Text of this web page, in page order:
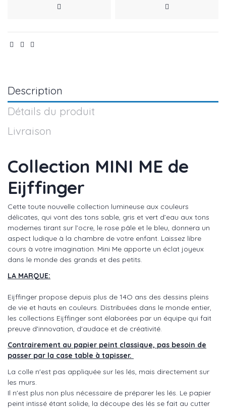
Description
Détails du produit
Livraison
Collection MINI ME de
Eijffinger
Cette toute nouvelle collection lumineuse aux couleurs
délicates, qui vont des tons sable, gris et vert d’eau aux tons
modernes tirant sur l’ocre, le rose pâle et le bleu, donnera un
aspect ludique à la chambre de votre enfant. Laissez libre
cours à votre imagination. Mini Me apporte un éclat joyeux
dans le monde des grands et des petits.
LA MARQUE:
Eijffinger propose depuis plus de 14O ans des dessins pleins
de vie et hauts en couleurs. Distribuées dans le monde entier,
les collections Eijffinger sont élaborées par un équipe qui fait
preuve d'innovation, d'audace et de créativité.
Contrairement au papier peint classique, pas besoin de
passer par la case table à tapisser.
La colle n'est pas appliquée sur les lés, mais directement sur
les murs.
Il n'est plus non plus nécessaire de préparer les lés. Le papier
peint intissé étant solide, la découpe des lés se fait au cutter